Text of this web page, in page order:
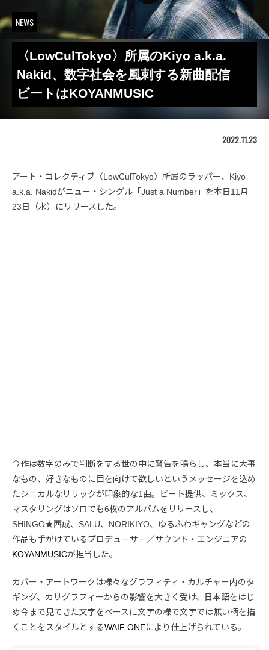
NEWS
〈LowCulTokyo〉所属のKiyo a.k.a.
Nakid、数字社会を風刺する新曲配信
ビートはKOYANMUSIC
2022.11.23
アート・コレクティブ〈LowCulTokyo〉所属のラッパー、Kiyo
a.k.a. Nakidがニュー・シングル「Just a Number」を本日11月
23日（水）にリリースした。
今作は数字のみで判断をする世の中に警告を鳴らし、本当に大事
なもの、好きなものに目を向けて欲しいというメッセージを込め
たシニカルなリリックが印象的な1曲。ビート提供、ミックス、
マスタリングはソロでも6枚のアルバムをリリースし、
SHINGO★西成、SALU、NORIKIYO、ゆるふわギャングなどの
作品も手がけているプロデューサー／サウンド・エンジニアの
KOYANMUSICが担当した。
カバー・アートワークは様々なグラフィティ・カルチャー内のタ
ギング、カリグラフィーからの影響を大きく受け、日本語をはじ
め今まで見てきた文字をベースに文字の様で文字では無い柄を描
くことをスタイルとするWAIF ONEにより仕上げられている。